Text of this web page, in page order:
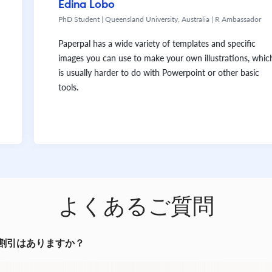
Edina Lobo
PhD Student | Queensland University, Australia | R Ambassador
Paperpal has a wide variety of templates and specific
images you can use to make your own illustrations, which
is usually harder to do with Powerpoint or other basic
よくあるご質問
引はありますか？